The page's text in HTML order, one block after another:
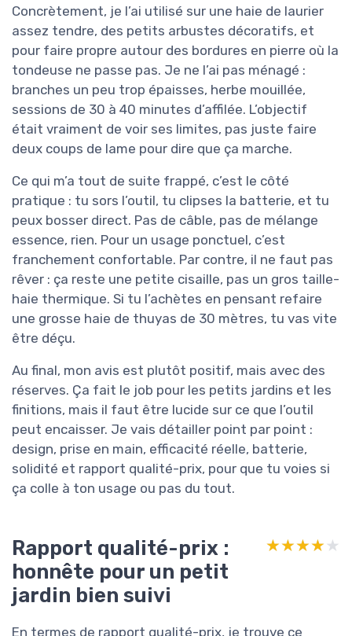
Concrètement, je l’ai utilisé sur une haie de laurier
assez tendre, des petits arbustes décoratifs, et
pour faire propre autour des bordures en pierre où la
tondeuse ne passe pas. Je ne l’ai pas ménagé :
branches un peu trop épaisses, herbe mouillée,
sessions de 30 à 40 minutes d’affilée. L’objectif
était vraiment de voir ses limites, pas juste faire
deux coups de lame pour dire que ça marche.
Ce qui m’a tout de suite frappé, c’est le côté
pratique : tu sors l’outil, tu clipses la batterie, et tu
peux bosser direct. Pas de câble, pas de mélange
essence, rien. Pour un usage ponctuel, c’est
franchement confortable. Par contre, il ne faut pas
rêver : ça reste une petite cisaille, pas un gros taille-
haie thermique. Si tu l’achètes en pensant refaire
une grosse haie de thuyas de 30 mètres, tu vas vite
être déçu.
Au final, mon avis est plutôt positif, mais avec des
réserves. Ça fait le job pour les petits jardins et les
finitions, mais il faut être lucide sur ce que l’outil
peut encaisser. Je vais détailler point par point :
design, prise en main, efficacité réelle, batterie,
solidité et rapport qualité-prix, pour que tu voies si
ça colle à ton usage ou pas du tout.
Rapport qualité-prix :
honnête pour un petit
jardin bien suivi
★★★★★
★★★★★
En termes de rapport qualité-prix, je trouve ce